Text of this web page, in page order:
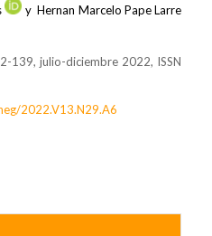
y Hernan Marcelo Pape Larre
139, julio-diciembre 2022, ISSN
2022.V13.N29.A6